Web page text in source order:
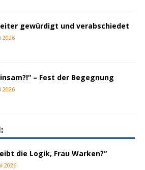
gewürdigt und verabschiedet
2026
– Fest der Begegnung
2026
die Logik, Frau Warken?“
2026